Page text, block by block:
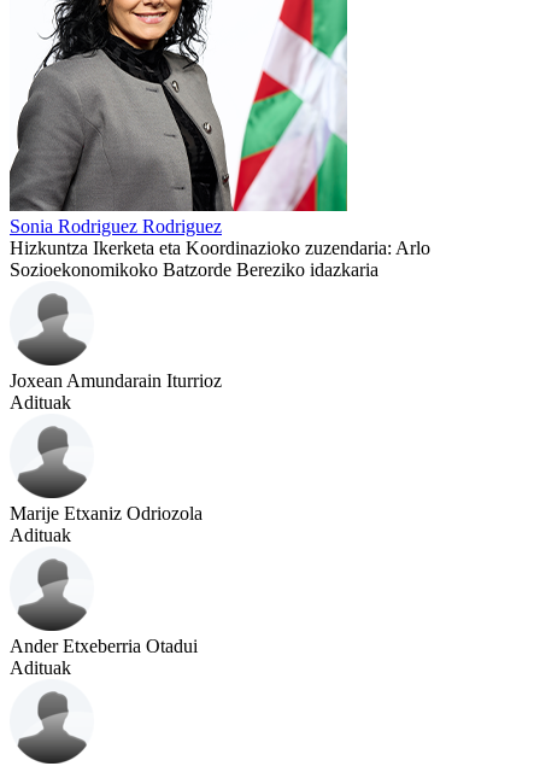
Sonia Rodriguez Rodriguez
Hizkuntza Ikerketa eta Koordinazioko zuzendaria: Arlo
Sozioekonomikoko Batzorde Bereziko idazkaria
Joxean Amundarain Iturrioz
Adituak
Marije Etxaniz Odriozola
Adituak
Ander Etxeberria Otadui
Adituak